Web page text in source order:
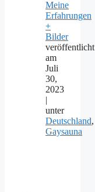
Meine
Erfahrungen
+
Bilder
veröffentlicht
am
Juli
30,
2023
|
unter
Deutschland,
Gaysauna